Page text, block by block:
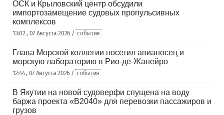
ОСК и Крыловский центр обсудили
импортозамещение судовых пропульсивных
комплексов
13:02 , 07 Августа 2026 / события
Глава Морской коллегии посетил авианосец и
морскую лабораторию в Рио-де-Жанейро
12:44 , 07 Августа 2026 / события
В Якутии на новой судоверфи спущена на воду
баржа проекта «В2040» для перевозки пассажиров и
грузов